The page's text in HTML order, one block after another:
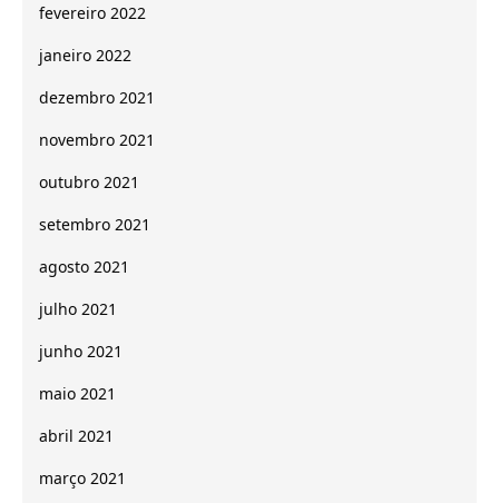
fevereiro 2022
janeiro 2022
dezembro 2021
novembro 2021
outubro 2021
setembro 2021
agosto 2021
julho 2021
junho 2021
maio 2021
abril 2021
março 2021